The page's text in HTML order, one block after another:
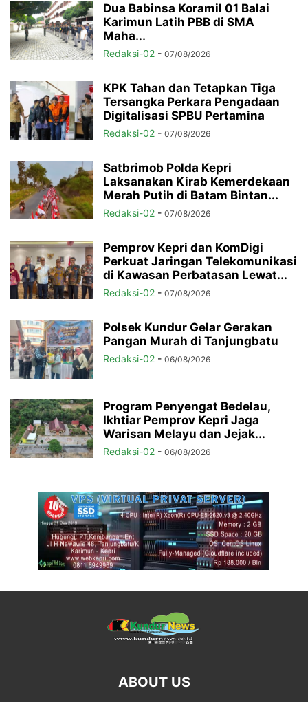
Dua Babinsa Koramil 01 Balai
Karimun Latih PBB di SMA
Maha...
Redaksi-02 - 07/08/2026
KPK Tahan dan Tetapkan Tiga
Tersangka Perkara Pengadaan
Digitalisasi SPBU Pertamina
Redaksi-02 - 07/08/2026
Satbrimob Polda Kepri
Laksanakan Kirab Kemerdekaan
Merah Putih di Batam Bintan...
Redaksi-02 - 07/08/2026
Pemprov Kepri dan KomDigi
Perkuat Jaringan Telekomunikasi
di Kawasan Perbatasan Lewat...
Redaksi-02 - 07/08/2026
Polsek Kundur Gelar Gerakan
Pangan Murah di Tanjungbatu
Redaksi-02 - 06/08/2026
Program Penyengat Bedelau,
Ikhtiar Pemprov Kepri Jaga
Warisan Melayu dan Jejak...
Redaksi-02 - 06/08/2026
ABOUT US